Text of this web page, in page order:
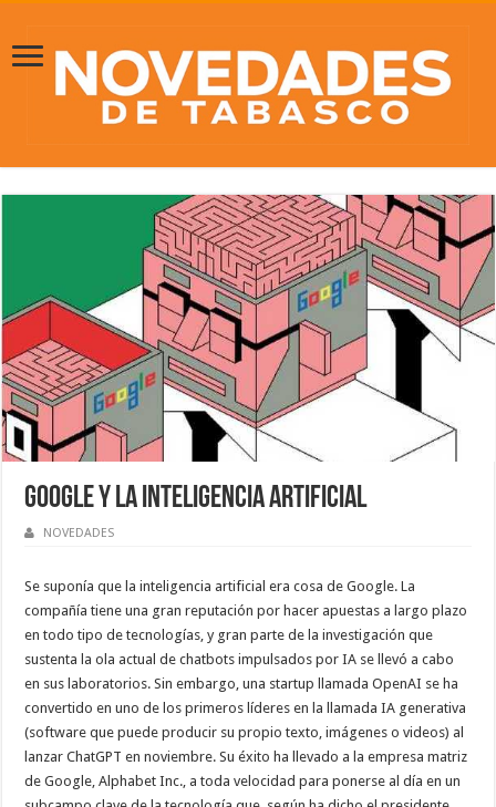
Google y la inteligencia artificial
NOVEDADES
Se suponía que la inteligencia artificial era cosa de Google. La
compañía tiene una gran reputación por hacer apuestas a largo plazo
en todo tipo de tecnologías, y gran parte de la investigación que
sustenta la ola actual de chatbots impulsados por IA se llevó a cabo
en sus laboratorios. Sin embargo, una startup llamada OpenAI se ha
convertido en uno de los primeros líderes en la llamada IA generativa
(software que puede producir su propio texto, imágenes o videos) al
lanzar ChatGPT en noviembre. Su éxito ha llevado a la empresa matriz
de Google, Alphabet Inc., a toda velocidad para ponerse al día en un